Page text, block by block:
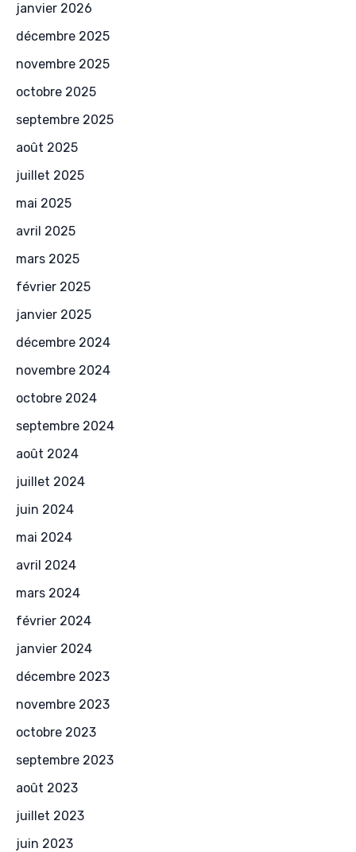
janvier 2026
décembre 2025
novembre 2025
octobre 2025
septembre 2025
août 2025
juillet 2025
mai 2025
avril 2025
mars 2025
février 2025
janvier 2025
décembre 2024
novembre 2024
octobre 2024
septembre 2024
août 2024
juillet 2024
juin 2024
mai 2024
avril 2024
mars 2024
février 2024
janvier 2024
décembre 2023
novembre 2023
octobre 2023
septembre 2023
août 2023
juillet 2023
juin 2023